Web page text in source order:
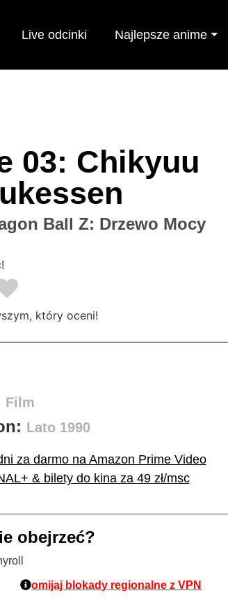
Live odcinki Najlepsze anime ⏷
03: Chikyuu
Ball Z: Drzewo Mocy
który oceni!
Film
Lato 1990
za darmo na Amazon Prime Video
& bilety do kina za 49 zł/msc
obejrzeć?
omijaj blokady regionalne z VPN